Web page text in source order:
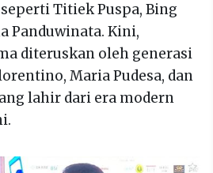
Titiek Puspa, Bing
Panduwinata. Kini,
diteruskan oleh generasi
Maria Pudesa, dan
lahir dari era modern